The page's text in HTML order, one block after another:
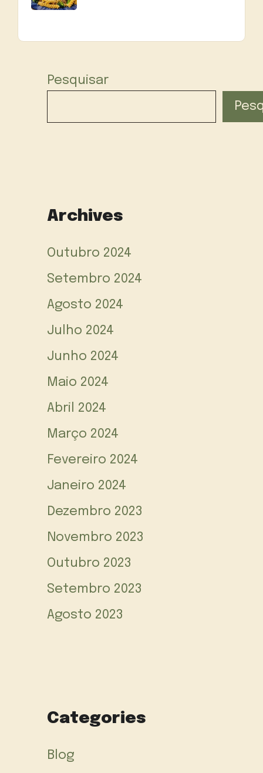
Pesquisar
Archives
Outubro 2024
Setembro 2024
Agosto 2024
Julho 2024
Junho 2024
Maio 2024
Abril 2024
Março 2024
Fevereiro 2024
Janeiro 2024
Dezembro 2023
Novembro 2023
Outubro 2023
Setembro 2023
Agosto 2023
Categories
Blog